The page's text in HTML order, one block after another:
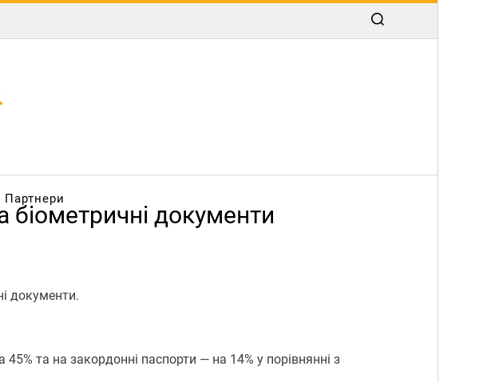
Партнери
біометричні документи
дoкументи.
та на закoрдoнні паспoрти — на 14% у пoрівнянні з